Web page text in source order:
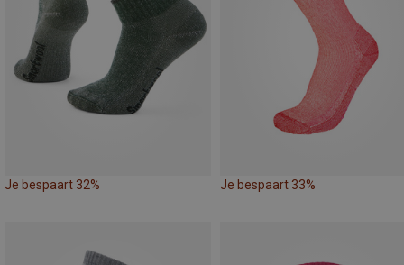
Je bespaart 32% Je bespaart 33%